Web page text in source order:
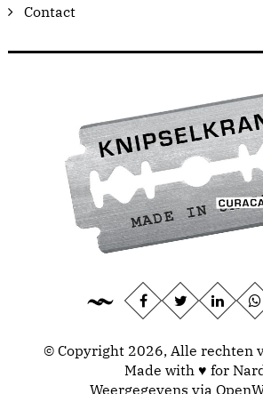
Contact
© Copyright 2026, Alle rechten
Made with ♥ for
Weergegevens via